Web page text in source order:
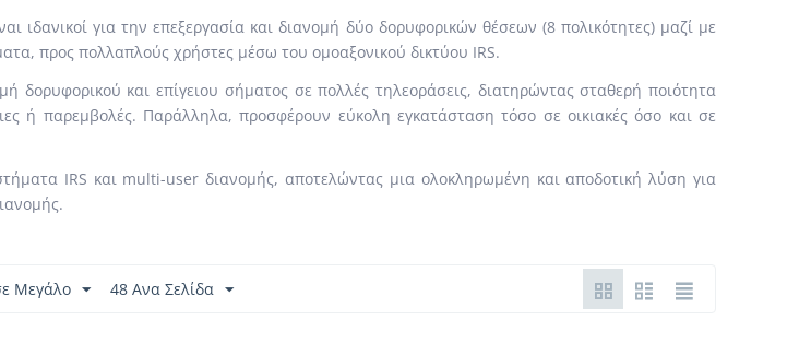
ιδανικοί για την επεξεργασία και διανομή δύο δορυφορικών θέσεων (8 πολικότητες) μαζί με
προς πολλαπλούς χρήστες μέσω του ομοαξονικού δικτύου IRS.
δορυφορικού και επίγειου σήματος σε πολλές τηλεοράσεις, διατηρώντας σταθερή ποιότητα
ή παρεμβολές. Παράλληλα, προσφέρουν εύκολη εγκατάσταση τόσο σε οικιακές όσο και σε
IRS και multi-user διανομής, αποτελώντας μια ολοκληρωμένη και αποδοτική λύση για
Μεγάλο 48 Ανα Σελίδα